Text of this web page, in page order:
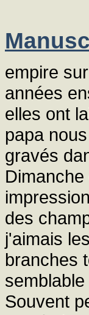
empire
années
elles ont
papa
gravés
des
j'aimais les
branches
Souvent